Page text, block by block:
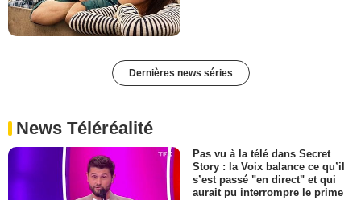
Dernières news séries
News Téléréalité
Pas vu à la télé dans Secret
Story : la Voix balance ce qu’il
s’est passé "en direct" et qui
aurait pu interrompre le prime